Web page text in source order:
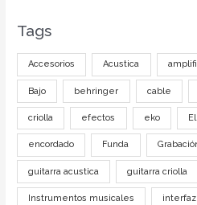
Tags
Accesorios Acustica
Bajo behringer cable
criolla efectos eko
encordado Funda
guitarra acustica guitarra criolla
Instrumentos musicales interfaz